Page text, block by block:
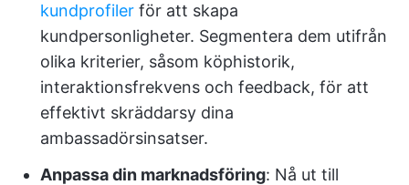
kundprofiler för att skapa
kundpersonligheter. Segmentera dem utifrån
olika kriterier, såsom köphistorik,
interaktionsfrekvens och feedback, för att
effektivt skräddarsy dina
ambassadörsinsatser.
Anpassa din marknadsföring: Nå ut till